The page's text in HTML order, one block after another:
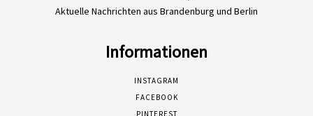
Aktuelle Nachrichten aus Brandenburg und Berlin
Informationen
INSTAGRAM
FACEBOOK
PINTEREST